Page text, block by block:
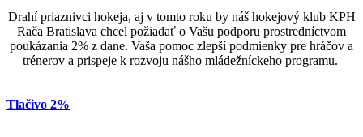
Drahí priaznivci hokeja, aj v tomto roku by náš hokejový klub KPH
Rača Bratislava chcel požiadať o Vašu podporu prostredníctvom
poukázania 2% z dane. Vaša pomoc zlepší podmienky pre hráčov a
trénerov a prispeje k rozvoju nášho mládežníckeho programu.
Tlačivo 2%